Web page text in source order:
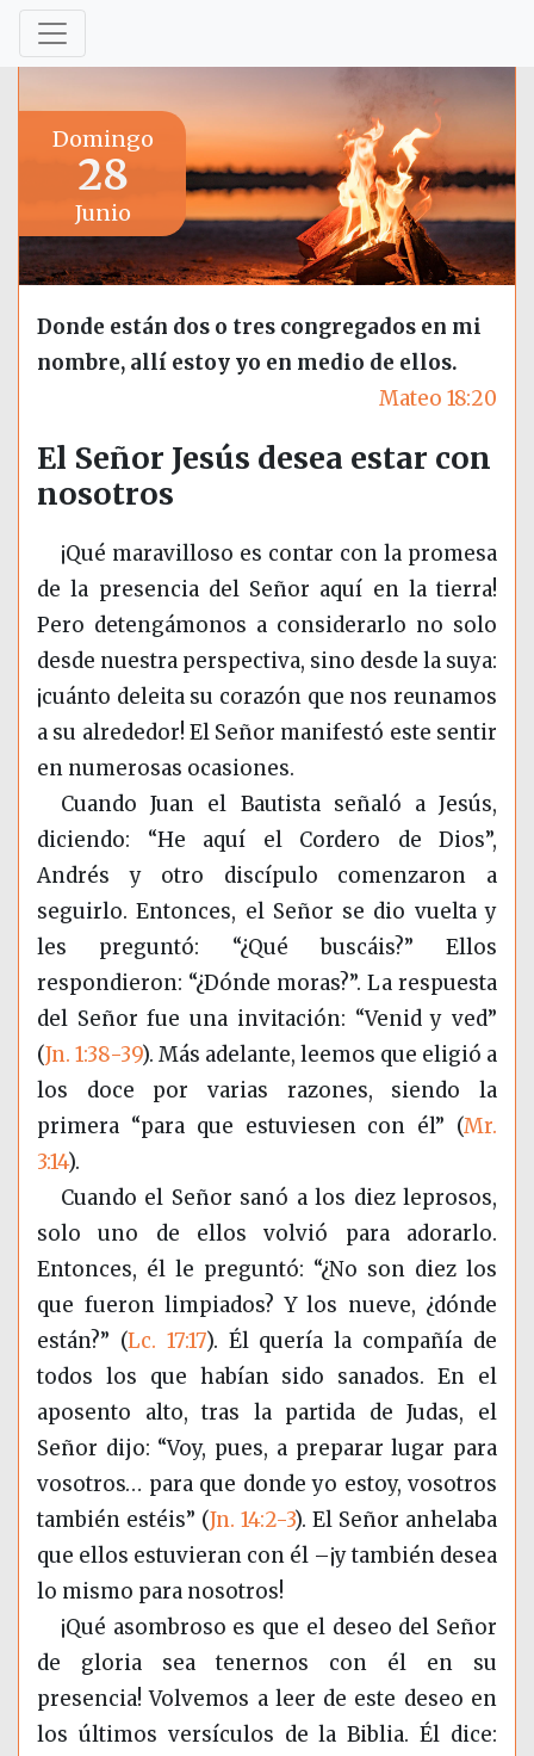
Domingo
28
Junio
Donde están dos o tres congregados en mi
nombre, allí estoy yo en medio de ellos.
Mateo 18:20
El Señor Jesús desea estar con
nosotros
¡Qué maravilloso es contar con la promesa
de la presencia del Señor aquí en la tierra!
Pero detengámonos a considerarlo no solo
desde nuestra perspectiva, sino desde la suya:
¡cuánto deleita su corazón que nos reunamos
a su alrededor! El Señor manifestó este sentir
en numerosas ocasiones.
Cuando Juan el Bautista señaló a Jesús,
diciendo: “He aquí el Cordero de Dios”,
Andrés y otro discípulo comenzaron a
seguirlo. Entonces, el Señor se dio vuelta y
les preguntó: “¿Qué buscáis?” Ellos
respondieron: “¿Dónde moras?”. La respuesta
del Señor fue una invitación: “Venid y ved”
(Jn. 1:38-39). Más adelante, leemos que eligió a
los doce por varias razones, siendo la
primera “para que estuviesen con él” (Mr.
3:14).
Cuando el Señor sanó a los diez leprosos,
solo uno de ellos volvió para adorarlo.
Entonces, él le preguntó: “¿No son diez los
que fueron limpiados? Y los nueve, ¿dónde
están?” (Lc. 17:17). Él quería la compañía de
todos los que habían sido sanados. En el
aposento alto, tras la partida de Judas, el
Señor dijo: “Voy, pues, a preparar lugar para
vosotros… para que donde yo estoy, vosotros
también estéis” (Jn. 14:2-3). El Señor anhelaba
que ellos estuvieran con él –¡y también desea
lo mismo para nosotros!
¡Qué asombroso es que el deseo del Señor
de gloria sea tenernos con él en su
presencia! Volvemos a leer de este deseo en
los últimos versículos de la Biblia. Él dice: